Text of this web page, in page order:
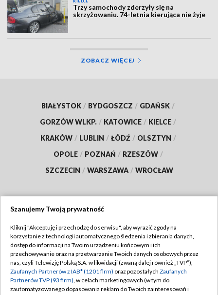
KIELCE
Trzy samochody zderzyły się na
skrzyżowaniu. 74-letnia kierująca nie żyje
ZOBACZ WIĘCEJ
BIAŁYSTOK / BYDGOSZCZ / GDAŃSK /
GORZÓW WLKP. / KATOWICE / KIELCE /
KRAKÓW / LUBLIN / ŁÓDŹ / OLSZTYN /
OPOLE / POZNAŃ / RZESZÓW /
SZCZECIN / WARSZAWA / WROCŁAW
TVP
Abonament TVP
Emisja w TVP
Centrum informacji TVP
Regulamin TVP
Polityka prywatności
Moje zgody
Szanujemy Twoją prywatność
Kliknij "Akceptuję i przechodzę do serwisu", aby wyrazić zgody na
korzystanie z technologii automatycznego śledzenia i zbierania danych,
dostęp do informacji na Twoim urządzeniu końcowym i ich
przechowywanie oraz na przetwarzanie Twoich danych osobowych przez
nas, czyli Telewizję Polską S.A. w likwidacji (zwaną dalej również „TVP”),
Zaufanych Partnerów z IAB* (1201 firm) oraz pozostałych Zaufanych
Partnerów TVP (93 firm), w celach marketingowych (w tym do
zautomatyzowanego dopasowania reklam do Twoich zainteresowań i